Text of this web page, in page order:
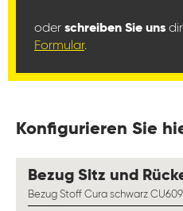
oder schreiben Sie uns
Formular.
Konfigurieren Sie
Bezug Sitz und
Bezug Stoff Cura schwarz